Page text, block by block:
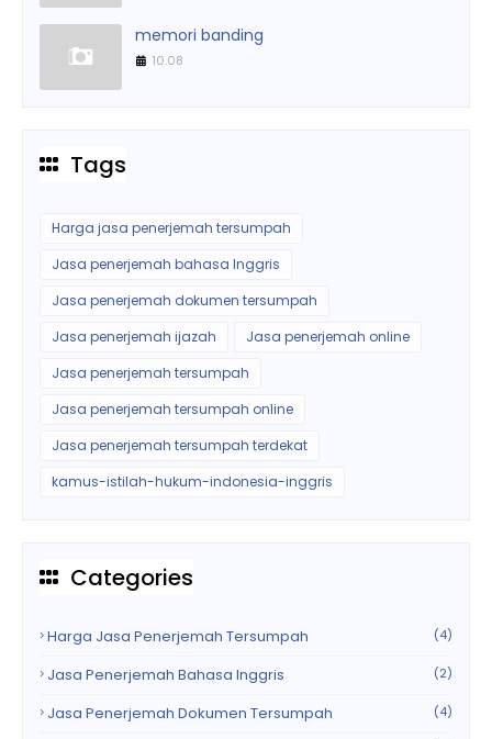
memori banding
10.08
Tags
Harga jasa penerjemah tersumpah
Jasa penerjemah bahasa Inggris
Jasa penerjemah dokumen tersumpah
Jasa penerjemah ijazah
Jasa penerjemah online
Jasa penerjemah tersumpah
Jasa penerjemah tersumpah online
Jasa penerjemah tersumpah terdekat
kamus-istilah-hukum-indonesia-inggris
Categories
Harga Jasa Penerjemah Tersumpah (4)
Jasa Penerjemah Bahasa Inggris (2)
Jasa Penerjemah Dokumen Tersumpah (4)